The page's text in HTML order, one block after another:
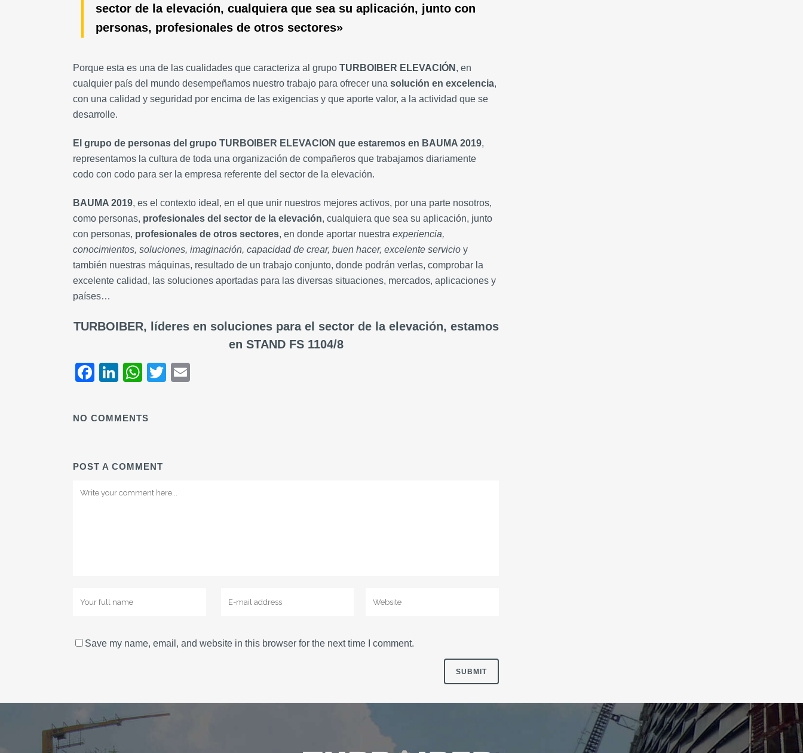
sector de la elevación, cualquiera que sea su aplicación, junto con
personas, profesionales de otros sectores»
Porque esta es una de las cualidades que caracteriza al grupo TURBOIBER ELEVACIÓN , en
cualquier país del mundo desempeñamos nuestro trabajo para ofrecer una solución en excelencia,
con una calidad y seguridad por encima de las exigencias y que aporte valor, a la actividad que se
desarrolle.
El grupo de personas del grupo TURBOIBER ELEVACION que estaremos en BAUMA 2019,
representamos la cultura de toda una organización de compañeros que trabajamos diariamente
codo con codo para ser la empresa referente del sector de la elevación.
BAUMA 2019, es el contexto ideal, en el que unir nuestros mejores activos, por una parte nosotros,
como personas, profesionales del sector de la elevación, cualquiera que sea su aplicación, junto
con personas, profesionales de otros sectores, en donde aportar nuestra experiencia,
conocimientos, soluciones, imaginación, capacidad de crear, buen hacer, excelente servicio y
también nuestras máquinas, resultado de un trabajo conjunto, donde podrán verlas, comprobar la
excelente calidad, las soluciones aportadas para las diversas situaciones, mercados, aplicaciones y
países…
TURBOIBER, líderes en soluciones para el sector de la elevación, estamos
en STAND FS 1104/8
Facebook
LinkedIn
WhatsApp
Twitter
NO COMMENTS
POST A COMMENT
Save my name, email, and website in this browser for the next time I comment.